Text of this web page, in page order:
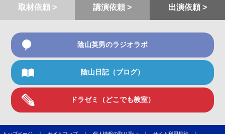
取材依頼 > 講演依頼 > 出演依頼 >
陰山英男のラジオラボ
陰山日記（ブログ）
ドラゼミ（どこでも教室）